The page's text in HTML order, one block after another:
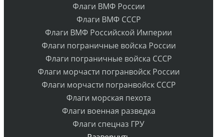
Флаги ВМФ России
Флаги ВМФ СССР
Флаги ВМФ Российской Империи
Флаги пограничные войска России
Флаги пограничные войска СССР
Флаги морчасти погранвойск России
Флаги морчасти погранвойск СССР
Флаги морская пехота
Флаги военная разведка
Флаги спецназ ГРУ